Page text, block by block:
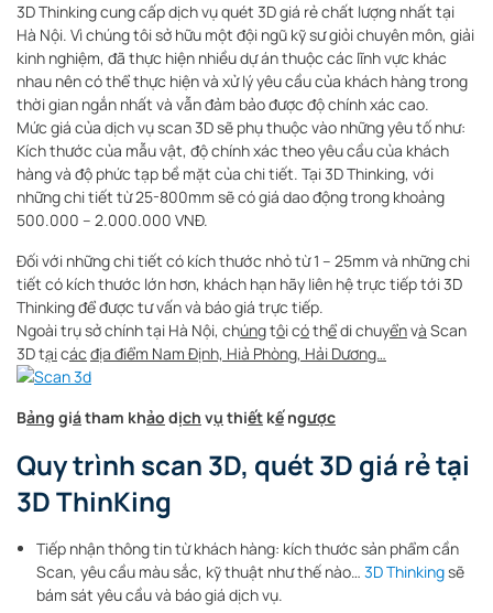
3D Thinking cung cấp dịch vụ quét 3D giá rẻ chất lượng nhất tại
Hà Nội. Vì chúng tôi sở hữu một đội ngũ kỹ sư giỏi chuyên môn, giải
kinh nghiệm, đã thực hiện nhiều dự án thuộc các lĩnh vực khác
nhau nên có thể thực hiện và xử lý yêu cầu của khách hàng trong
thời gian ngắn nhất và vẫn đảm bảo được độ chính xác cao.
Mức giá của dịch vụ scan 3D sẽ phụ thuộc vào những yêu tố như:
Kích thước của mẫu vật, độ chính xác theo yêu cầu của khách
hàng và độ phức tạp bề mặt của chi tiết. Tại 3D Thinking, với
những chi tiết từ 25-800mm sẽ có giá dao động trong khoảng
500.000 – 2.000.000 VNĐ.
Đối với những chi tiết có kích thước nhỏ từ 1 – 25mm và những chi
tiết có kích thước lớn hơn, khách hạn hãy liên hệ trực tiếp tới 3D
Thinking để được tư vấn và báo giá trực tiếp.
Ngoài trụ sở chính tại Hà Nội, chúng tôi cóthểdi chuyểnvà Scan
3D tạicác địa điểm Nam Định, Hiả Phòng, Hải Dương…
Bảng giátham khảo dịch vụ thiết kếngược
Quy trình scan 3D, quét 3D giá rẻ tại
3D ThinKing
Tiếp nhận thông tin từ khách hàng: kích thước sản phẩm cần
Scan, yêu cầu màu sắc, kỹ thuật như thế nào… 3D Thinkingsẽ
bám sát yêu cầu và báo giá dịch vụ.